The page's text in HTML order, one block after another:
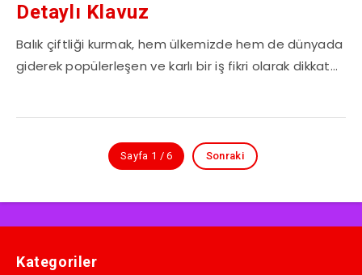
Detaylı Klavuz
Balık çiftliği kurmak, hem ülkemizde hem de dünyada
giderek popülerleşen ve karlı bir iş fikri olarak dikkat…
Sayfa 1 / 6 Sonraki
Kategoriler